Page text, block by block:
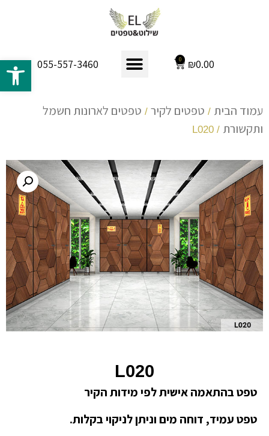
₪0.00
0
055-557-3460
עמוד הבית / טפטים לקיר / טפטים לארונות חשמל
ותקשורת / L020
L020
טפט בהתאמה אישית לפי מידות הקיר
טפט עמיד, דוחה מים וניתן לניקוי בקלות.